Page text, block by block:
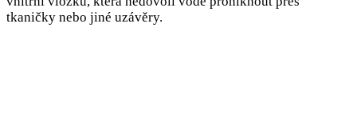
tkaničky nebo jiné uzávěry.